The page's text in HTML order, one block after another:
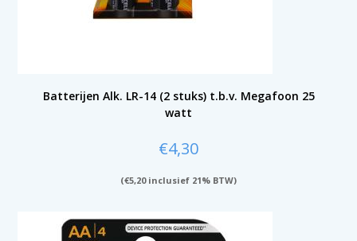
Batterijen Alk. LR-14 (2 stuks) t.b.v. Megafoon 25
watt
€4,30
(€5,20inclusief 21% BTW)